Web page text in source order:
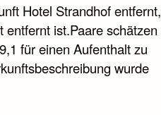
Hotel Strandhof entfernt,
ist.Paare schätzen
für einen Aufenthalt zu
wurde